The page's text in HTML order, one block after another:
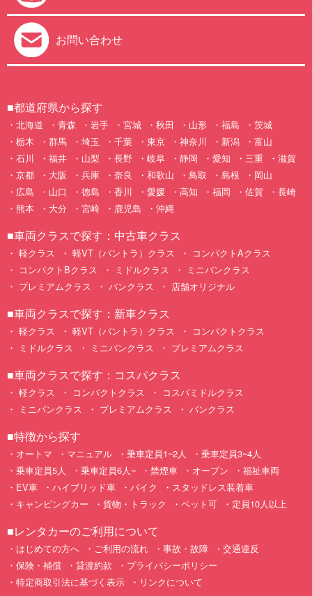
お問い合わせ
■都道府県から探す
北海道 青森 岩手 宮城 秋田 山形 福島
茨城
栃木
群馬 埼玉 千葉 東京 神奈川 新潟
富山
石川
福井 山梨 長野 岐阜 静岡 愛知 三重
滋賀
京都
大阪 兵庫 奈良 和歌山 鳥取 島根
岡山
広島
山口 徳島 香川 愛媛 高知 福岡 佐賀
長崎
熊本
大分 宮崎 鹿児島 沖縄
■車両クラスで探す：中古車クラス
軽クラス 軽VT（バントラ）クラス
コンパクトAクラス
コンパクトBクラス
ミドルクラス
ミニバンクラス
プレミアムクラス
バンクラス 店舗オリジナル
■車両クラスで探す：新車クラス
軽クラス 軽VT（バントラ）クラス
コンパクトクラス
ミドルクラス
ミニバンクラス プレミアムクラス
■車両クラスで探す：コスパクラス
軽クラス コンパクトクラス
コスパミドルクラス
ミニバンクラス
プレミアムクラス バンクラス
■特徴から探す
オートマ マニュアル 乗車定員1~2人
乗車定員3~4人
乗車定員5人
乗車定員6人~ 禁煙車 オープン
福祉車両
EV車
ハイブリッド車 バイク
スタッドレス装着車
キャンピングカー
貨物・トラック ペット可 定員10人以上
■レンタカーのご利用について
はじめての方へ ご利用の流れ 事故・故障
交通違反
保険・補償
貸渡約款
プライバシーポリシー
特定商取引法に基づく表示
リンクについて